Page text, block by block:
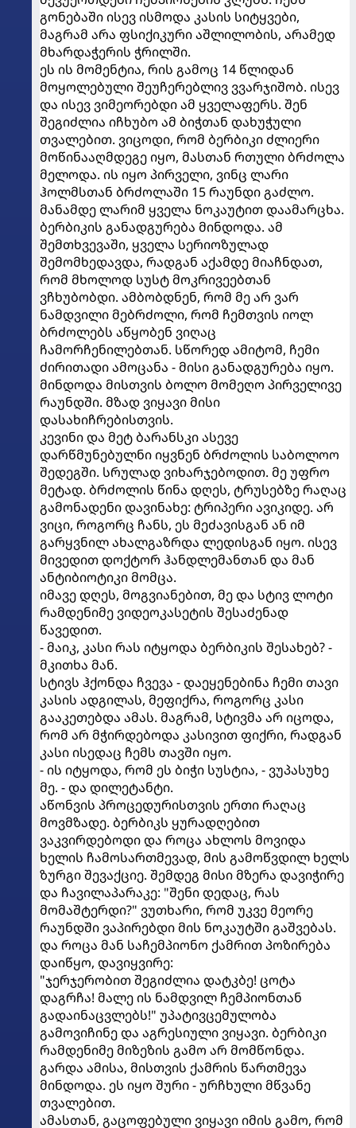
გონებაში ისევ ისმოდა კასის სიტყვები,
მაგრამ არა ფსიქიკური აშლილობის, არამედ
მხარდაჭერის ჭრილში.
ეს ის მომენტია, რის გამოც 14 წლიდან
მოყოლებული შეუჩერებლივ ვვარჯიშობ. ისევ
და ისევ ვიმეორებდი ამ ყველაფერს. შენ
შეგიძლია იჩხუბო ამ ბიჭთან დახუჭული
თვალებით. ვიცოდი, რომ ბერბიკი ძლიერი
მოწინააღმდეგე იყო, მასთან რთული ბრძოლა
მელოდა. ის იყო პირველი, ვინც ლარი
ჰოლმსთან ბრძოლაში 15 რაუნდი გაძლო.
მანამდე ლარიმ ყველა ნოკაუტით დაამარცხა.
ბერბიკის განადგურება მინდოდა. ამ
შემთხვევაში, ყველა სერიოზულად
შემომხედავდა, რადგან აქამდე მიაჩნდათ,
რომ მხოლოდ სუსტ მოკრივეებთან
ვჩხუბობდი. ამბობდნენ, რომ მე არ ვარ
ნამდვილი მებრძოლი, რომ ჩემთვის იოლ
ბრძოლებს აწყობენ ვიღაც
ჩამორჩენილებთან. სწორედ ამიტომ, ჩემი
ძირითადი ამოცანა - მისი განადგურება იყო.
მინდოდა მისთვის ბოლო მომეღო პირველივე
რაუნდში. მზად ვიყავი მისი
დასახიჩრებისთვის.
კევინი და მეტ ბარანსკი ასევე
დარწმუნებულნი იყვნენ ბრძოლის საბოლოო
შედეგში. სრულად ვიხარჯებოდით. მე უფრო
მეტად. ბრძოლის წინა დღეს, ტრუსებზე რაღაც
გამონადენი დავინახე: ტრიპერი ავიკიდე. არ
ვიცი, როგორც ჩანს, ეს მეძავისგან ან იმ
გარყვნილ ახალგაზრდა ლედისგან იყო. ისევ
მივედით დოქტორ ჰანდლემანთან და მან
ანტიბიოტიკი მომცა.
იმავე დღეს, მოგვიანებით, მე და სტივ ლოტი
რამდენიმე ვიდეოკასეტის შესაძენად
წავედით.
- მაიკ, კასი რას იტყოდა ბერბიკის შესახებ? -
მკითხა მან.
სტივს ჰქონდა ჩვევა - დაეყენებინა ჩემი თავი
კასის ადგილას, მეფიქრა, როგორც კასი
გააკეთებდა ამას. მაგრამ, სტივმა არ იცოდა,
რომ არ მჭირდებოდა კასივით ფიქრი, რადგან
კასი ისედაც ჩემს თავში იყო.
- ის იტყოდა, რომ ეს ბიჭი სუსტია, - ვუპასუხე
მე. - და დილეტანტი.
აწონვის პროცედურისთვის ერთი რაღაც
მოვმზადე. ბერბიკს ყურადღებით
ვაკვირდებოდი და როცა ახლოს მოვიდა
ხელის ჩამოსართმევად, მის გამოწვდილ ხელს
ზურგი შევაქციე. შემდეგ მისი მზერა დავიჭირე
და ჩავილაპარაკე: "შენი დედაც, რას
მომაშტერდი?" ვუთხარი, რომ უკვე მეორე
რაუნდში ვაპირებდი მის ნოკაუტში გაშვებას.
და როცა მან საჩემპიონო ქამრით პოზირება
დაიწყო, დავიყვირე:
"ჯერჯერობით შეგიძლია დატკბე! ცოტა
დაგრჩა! მალე ის ნამდვილ ჩემპიონთან
გადაინაცვლებს!" უპატივცემულობა
გამოვიჩინე და აგრესიული ვიყავი. ბერბიკი
რამდენიმე მიზეზის გამო არ მომწონდა.
გარდა ამისა, მისთვის ქამრის წართმევა
მინდოდა. ეს იყო შური - ურჩხული მწვანე
თვალებით.
ამასთან, გაცოფებული ვიყავი იმის გამო, რომ